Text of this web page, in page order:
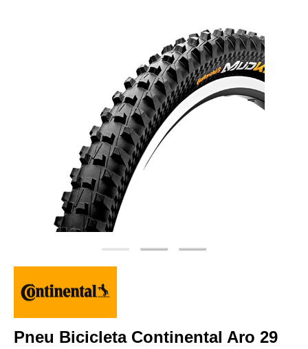
Pneu Bicicleta Continental Aro 29